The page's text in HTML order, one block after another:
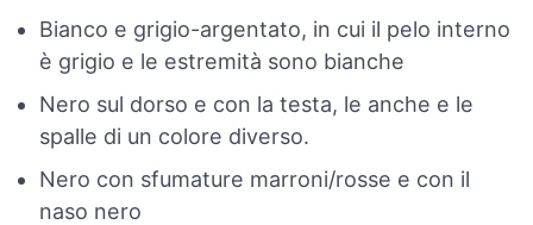
Bianco e grigio-argentato, in cui il pelo interno
è grigio e le estremità sono bianche
Nero sul dorso e con la testa, le anche e le
spalle di un colore diverso.
Nero con sfumature marroni/rosse e con il
naso nero